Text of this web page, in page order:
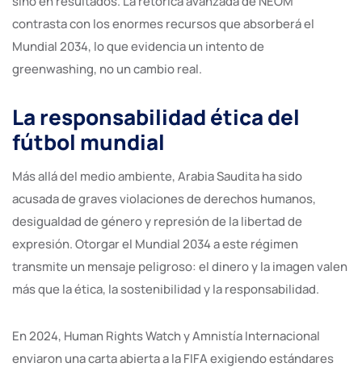
contrasta con los enormes recursos que absorberá el
Mundial 2034, lo que evidencia un intento de
greenwashing, no un cambio real.
La responsabilidad ética del
fútbol mundial
Más allá del medio ambiente, Arabia Saudita ha sido
acusada de graves violaciones de derechos humanos,
desigualdad de género y represión de la libertad de
expresión. Otorgar el Mundial 2034 a este régimen
transmite un mensaje peligroso: el dinero y la imagen valen
más que la ética, la sostenibilidad y la responsabilidad.
En 2024, Human Rights Watch y Amnistía Internacional
enviaron una carta abierta a la FIFA exigiendo estándares